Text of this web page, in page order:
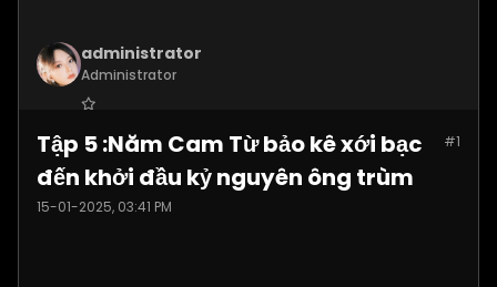
administrator
Administrator
Posts:520 #1
Tập 5 :Năm Cam Từ bảo kê xới bạc
đến khởi đầu kỷ nguyên ông trùm
15-01-2025, 03:41 PM